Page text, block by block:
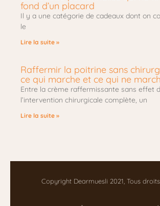
fond d’un placard
Il y a une catégorie de cadeaux dont on
le
Lire la suite »
Raffermir la poitrine sans
ce qui marche et ce qui ne
Entre la crème raffermissante sans effet
l’intervention chirurgicale complète, un
Lire la suite »
Copyright Dearmuesli 2021, Tous